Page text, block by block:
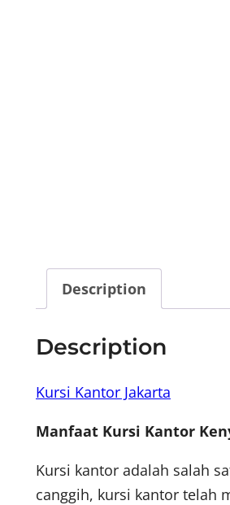
Description
Description
Kursi Kantor Jakarta
Manfaat Kursi Kantor
Kursi kantor adalah salah
canggih, kursi kantor telah